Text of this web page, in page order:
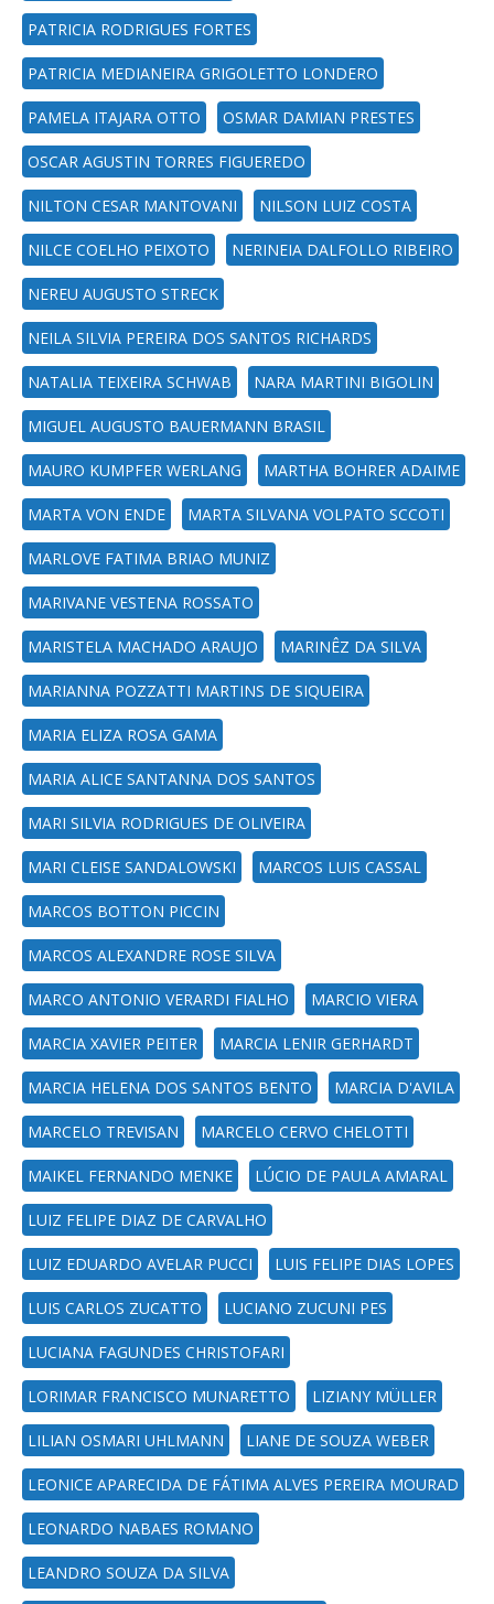
PATRICIA RODRIGUES FORTES
PATRICIA MEDIANEIRA GRIGOLETTO LONDERO
PAMELA ITAJARA OTTO OSMAR DAMIAN PRESTES
OSCAR AGUSTIN TORRES FIGUEREDO
NILTON CESAR MANTOVANI NILSON LUIZ COSTA
NILCE COELHO PEIXOTO NERINEIA DALFOLLO RIBEIRO
NEREU AUGUSTO STRECK
NEILA SILVIA PEREIRA DOS SANTOS RICHARDS
NATALIA TEIXEIRA SCHWAB NARA MARTINI BIGOLIN
MIGUEL AUGUSTO BAUERMANN BRASIL
MAURO KUMPFER WERLANG MARTHA BOHRER ADAIME
MARTA VON ENDE MARTA SILVANA VOLPATO SCCOTI
MARLOVE FATIMA BRIAO MUNIZ
MARIVANE VESTENA ROSSATO
MARISTELA MACHADO ARAUJO MARINÊZ DA SILVA
MARIANNA POZZATTI MARTINS DE SIQUEIRA
MARIA ELIZA ROSA GAMA
MARIA ALICE SANTANNA DOS SANTOS
MARI SILVIA RODRIGUES DE OLIVEIRA
MARI CLEISE SANDALOWSKI MARCOS LUIS CASSAL
MARCOS BOTTON PICCIN
MARCOS ALEXANDRE ROSE SILVA
MARCO ANTONIO VERARDI FIALHO MARCIO VIERA
MARCIA XAVIER PEITER MARCIA LENIR GERHARDT
MARCIA HELENA DOS SANTOS BENTO MARCIA D'AVILA
MARCELO TREVISAN MARCELO CERVO CHELOTTI
MAIKEL FERNANDO MENKE LÚCIO DE PAULA AMARAL
LUIZ FELIPE DIAZ DE CARVALHO
LUIZ EDUARDO AVELAR PUCCI LUIS FELIPE DIAS LOPES
LUIS CARLOS ZUCATTO LUCIANO ZUCUNI PES
LUCIANA FAGUNDES CHRISTOFARI
LORIMAR FRANCISCO MUNARETTO LIZIANY MÜLLER
LILIAN OSMARI UHLMANN LIANE DE SOUZA WEBER
LEONICE APARECIDA DE FÁTIMA ALVES PEREIRA MOURAD
LEONARDO NABAES ROMANO
LEANDRO SOUZA DA SILVA